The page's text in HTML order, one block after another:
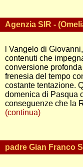
Agenzia SIR -
l Vangelo di
contenuti che
conversione
frenesia del tempo
costante tentazione.
domenica di Pasqua
conseguenze che la
(continua)
padre Gian Franco